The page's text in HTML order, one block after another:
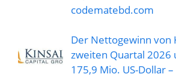
codematebd.com
Der Nettogewinn von
zweiten Quartal 2026
175,9 Mio. US-Dollar –